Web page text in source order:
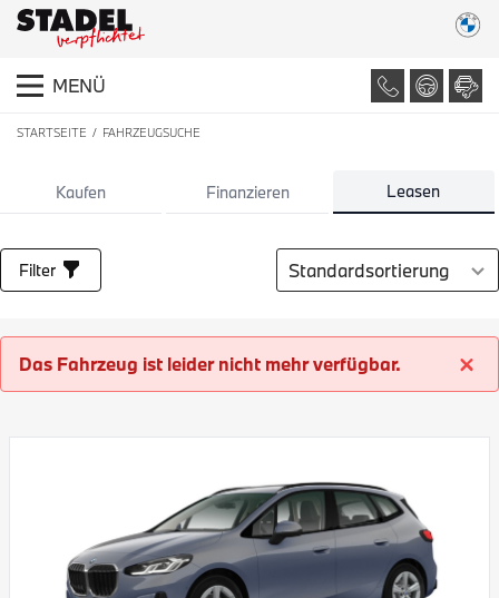
MENÜ
STARTSEITE FAHRZEUGSUCHE
Kaufen Finanzieren Leasen
Filter Sortierung auswählen
Das Fahrzeug ist leider nicht mehr verfügbar.